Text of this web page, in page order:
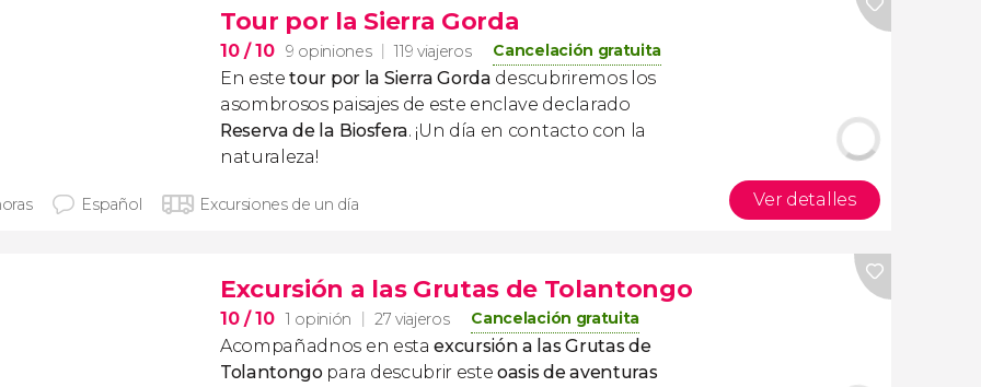
Tour por la Sierra Gorda
10/ 10 9 opiniones 119 viajeros Cancelación gratuita
En estetour por la Sierra Gorda descubriremos los
asombrosos paisajes de este enclave declarado
Reserva de la Biosfera. ¡Un día en contacto con la
naturaleza!
Español Excursiones de un día Ver detalles
Excursión a las Grutas de Tolantongo
10/ 10 1 opinión 27 viajeros Cancelación gratuita
Acompañadnos en estaexcursión a las Grutas de
Tolantongopara descubrir esteoasis de aventuras